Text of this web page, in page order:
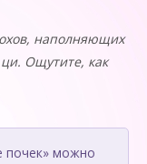
наполняющих
Ощутите, как
почек» можно